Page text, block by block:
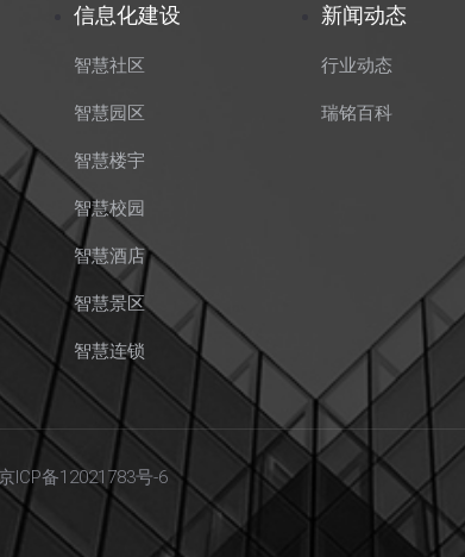
信息化建设
智慧社区
智慧园区
智慧楼宇
智慧校园
智慧酒店
智慧景区
智慧连锁
新闻动态
行业动态
瑞铭百科
ICP备12021783号-6